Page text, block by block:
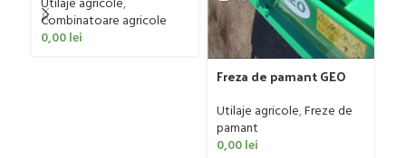
Utilaje agricole,
Combinatoare agricole
0,00lei
Freza de pamant GEO
Utilaje agricole,Freze de
pamant
0,00lei